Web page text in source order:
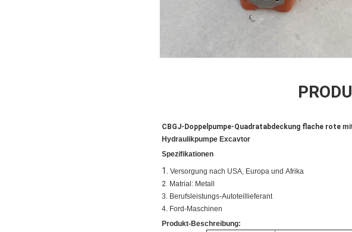
CBGJ-Doppelpumpe-Quadratabdeckung flache rote
Hydraulikpumpe Excavtor
Spezifikationen
1. Versorgung nach USA, Europa und Afrika
2. Matrial: Metall
3. Berufsleistungs-Autoteillieferant
4. Ford-Maschinen
Produkt-Beschreibung: